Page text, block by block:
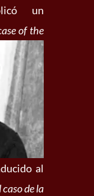
un
of the
al
caso de la